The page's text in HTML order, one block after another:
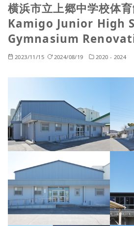
横浜市立上郷中学校体
Kamigo Junior High
Gymnasium
2023/11/15 2024/08/19 2020 - 2024